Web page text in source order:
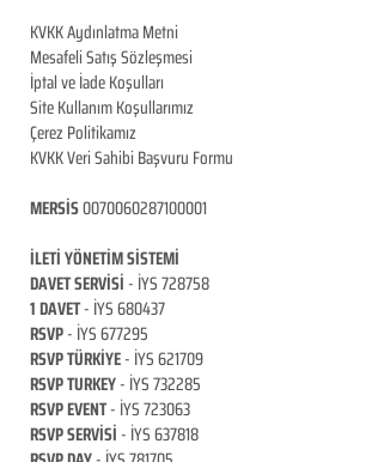
KVKK Aydınlatma Metni
Mesafeli Satış Sözleşmesi
İptal ve İade Koşulları
Site Kullanım Koşullarımız
Çerez Politikamız
KVKK Veri Sahibi Başvuru Formu
MERSİS0070060287100001
İLETİ YÖNETİM SİSTEMİ
DAVET SERVİSİ- İYS 728758
1 DAVET- İYS 680437
RSVP- İYS 677295
RSVP TÜRKİYE- İYS 621709
RSVP TURKEY- İYS 732285
RSVP EVENT- İYS 723063
RSVP SERVİSİ- İYS 637818